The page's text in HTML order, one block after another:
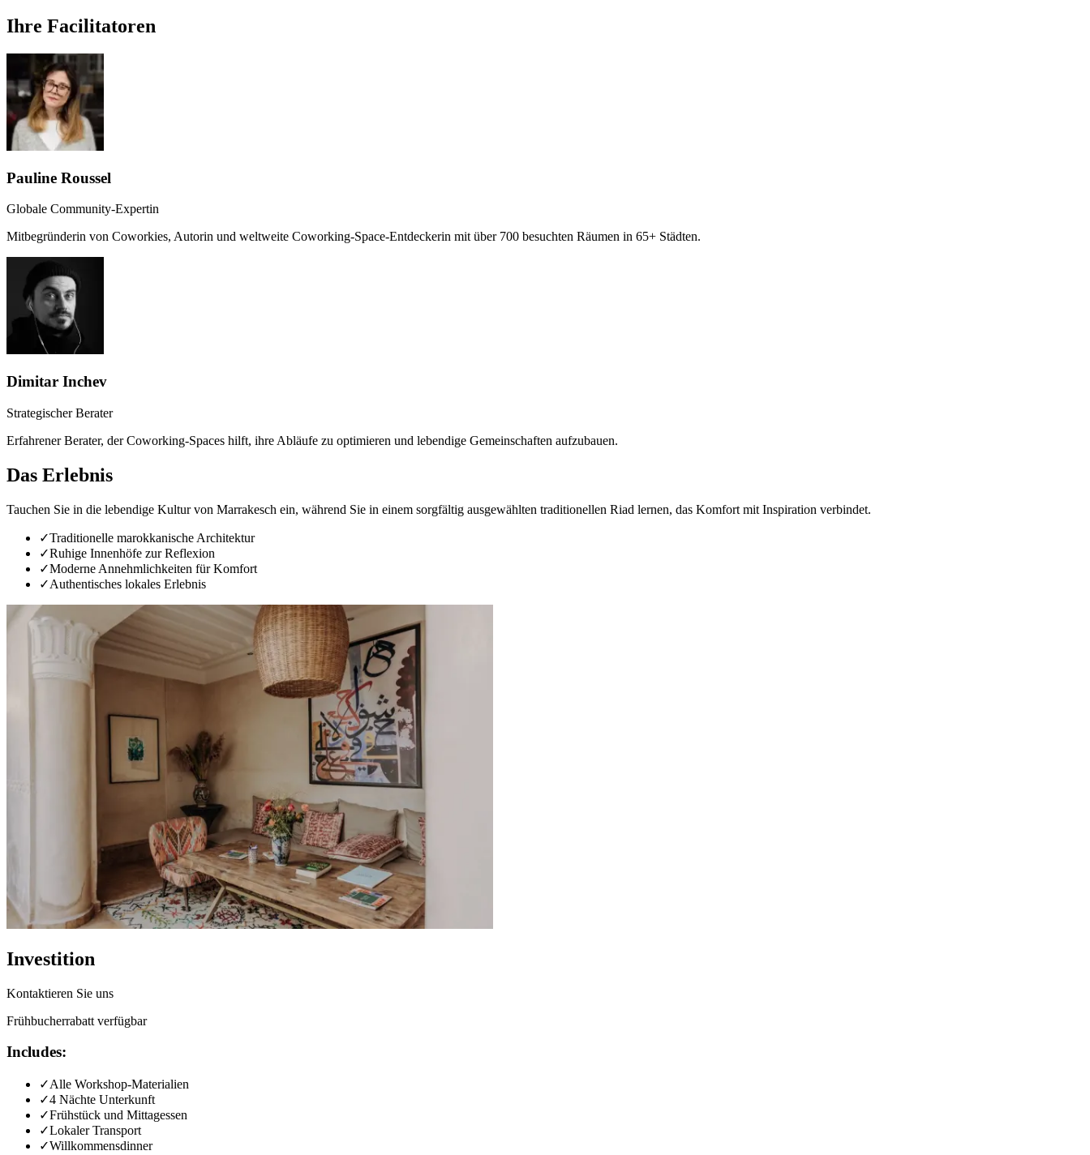
Ihre Facilitatoren
Pauline Roussel
Globale Community-Expertin
Mitbegründerin von Coworkies, Autorin und weltweite Coworking-Space-Entdeckerin mit über 700 besuchten Räumen in 65+ Städten.
Dimitar Inchev
Strategischer Berater
Erfahrener Berater, der Coworking-Spaces hilft, ihre Abläufe zu optimieren und lebendige Gemeinschaften aufzubauen.
Das Erlebnis
Tauchen Sie in die lebendige Kultur von Marrakesch ein, während Sie in einem sorgfältig ausgewählten traditionellen Riad lernen, das Komfort mit Inspiration verbindet.
✓Traditionelle marokkanische Architektur
✓Ruhige Innenhöfe zur Reflexion
✓Moderne Annehmlichkeiten für Komfort
✓Authentisches lokales Erlebnis
Investition
Kontaktieren Sie uns
Frühbucherrabatt verfügbar
Includes:
✓Alle Workshop-Materialien
✓4 Nächte Unterkunft
✓Frühstück und Mittagessen
✓Lokaler Transport
✓Willkommensdinner